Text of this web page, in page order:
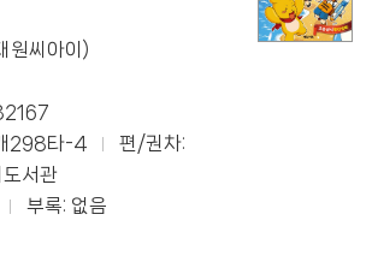
원씨아이)
298타-4
편/권차:
도서관
부록: 없음